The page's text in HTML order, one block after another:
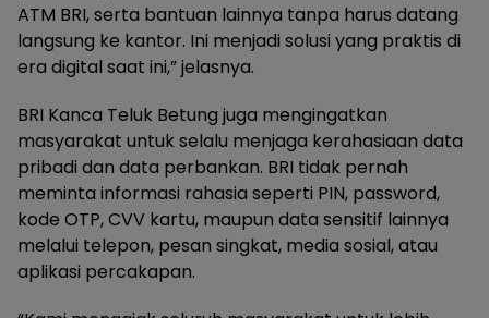
ATM BRI, serta bantuan lainnya tanpa harus datang
langsung ke kantor. Ini menjadi solusi yang praktis di
era digital saat ini,” jelasnya.
BRI Kanca Teluk Betung juga mengingatkan
masyarakat untuk selalu menjaga kerahasiaan data
pribadi dan data perbankan. BRI tidak pernah
meminta informasi rahasia seperti PIN, password,
kode OTP, CVV kartu, maupun data sensitif lainnya
melalui telepon, pesan singkat, media sosial, atau
aplikasi percakapan.